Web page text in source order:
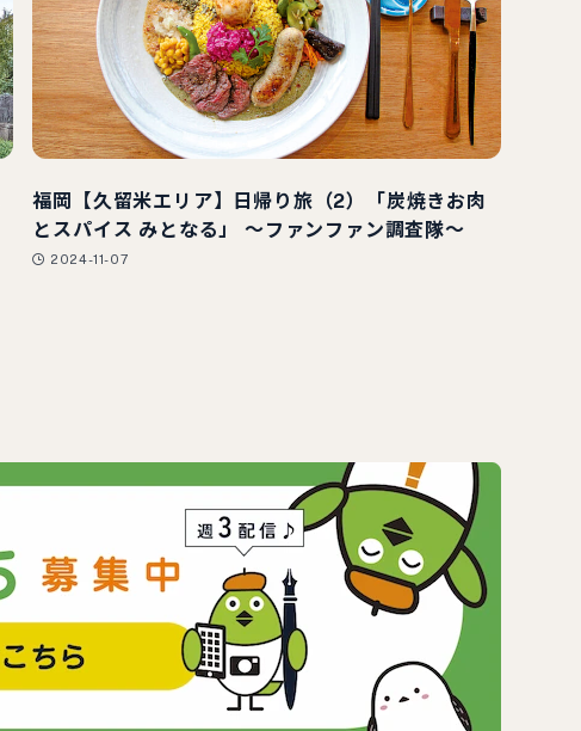
福岡【久留米エリア】日帰り旅（2）「炭焼きお肉
とスパイス みとなる」 ～ファンファン調査隊～
2024-11-07